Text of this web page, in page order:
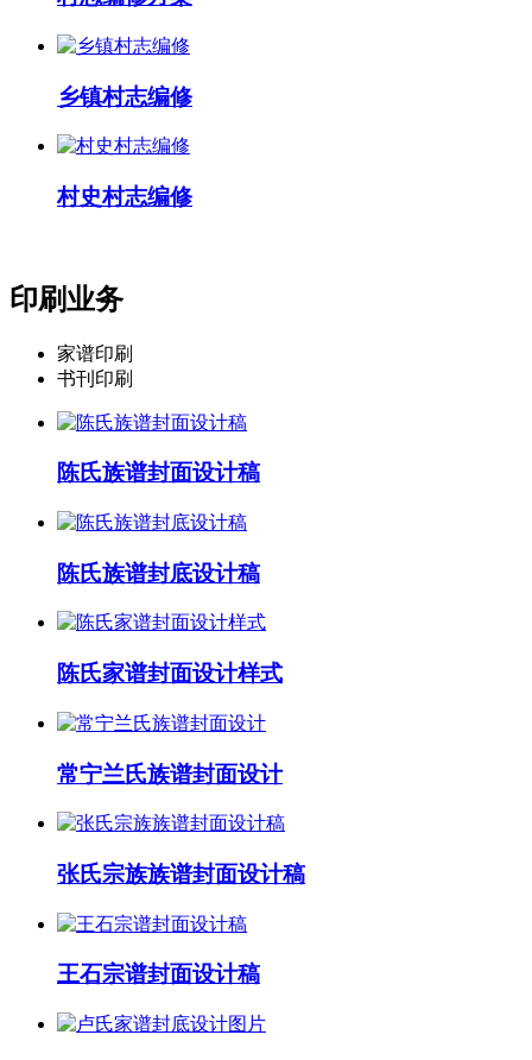
乡镇村志编修
村史村志编修
印刷业务
家谱印刷
书刊印刷
陈氏族谱封面设计稿
陈氏族谱封底设计稿
陈氏家谱封面设计样式
常宁兰氏族谱封面设计
张氏宗族族谱封面设计稿
王石宗谱封面设计稿